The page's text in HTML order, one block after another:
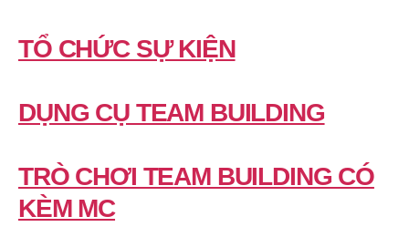
TỔ CHỨC SỰ KIỆN
DỤNG CỤ TEAM BUILDING
TRÒ CHƠI TEAM BUILDING CÓ
KÈM MC